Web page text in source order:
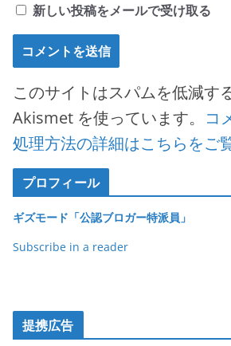
新しい投稿をメールで受け取る
このサイトはスパムを低減す
Akismet を使っています。 コ
処理方法の詳細はこちらをご
プロフィール
ギズモード「公認ブロガー特派員」
Subscribe in a reader
提携広告